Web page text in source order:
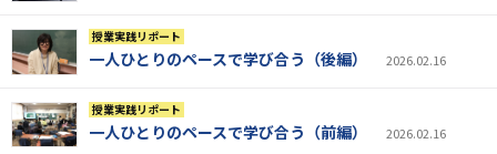
授業実践リポート
一人ひとりのペースで学び合う（後編） 2026.02.16
授業実践リポート
一人ひとりのペースで学び合う（前編） 2026.02.16